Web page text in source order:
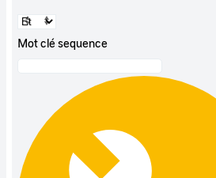
Mot clé sequence